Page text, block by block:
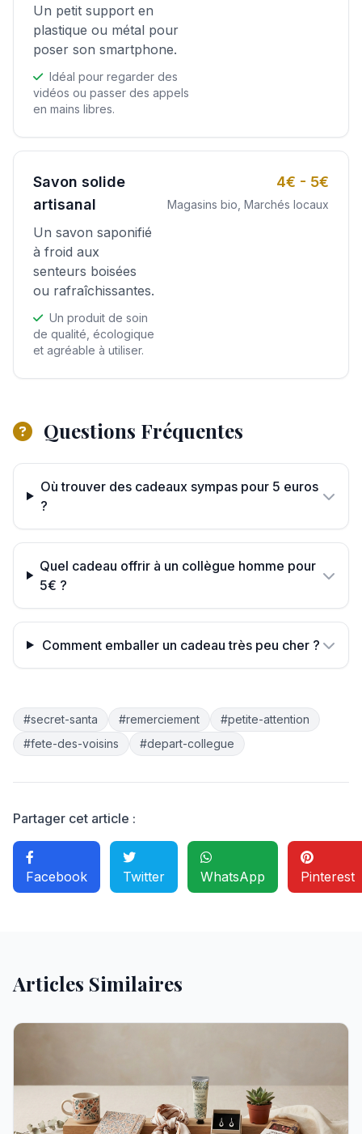
Un petit support en
plastique ou métal pour
poser son smartphone.
Idéal pour regarder des
vidéos ou passer des appels
en mains libres.
Savon solide
artisanal
Un savon saponifié
à froid aux
senteurs boisées
ou rafraîchissantes.
Un produit de soin
de qualité, écologique
et agréable à utiliser.
4€ - 5€
Magasins bio, Marchés locaux
Questions Fréquentes
Où trouver des cadeaux sympas pour 5 euros
?
Quel cadeau offrir à un collègue homme pour
5€ ?
Comment emballer un cadeau très peu cher ?
#secret-santa #remerciement
#petite-attention
#fete-des-voisins
#depart-collegue
Partager cet article :
Facebook Twitter WhatsApp Pinterest
Articles Similaires